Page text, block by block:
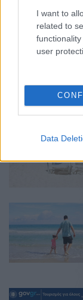
I want to
related to
user
Data